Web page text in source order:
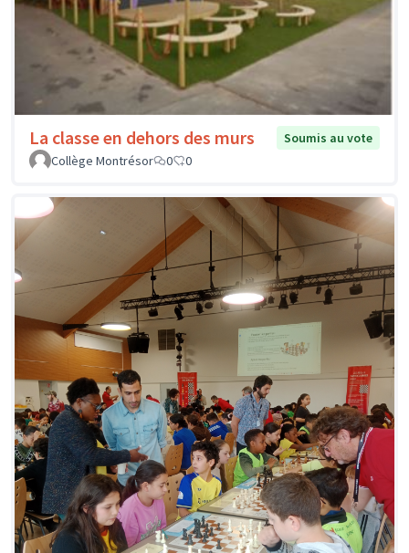
La classe en dehors des murs
Soumis au vote
Collège Montrésor
0 0